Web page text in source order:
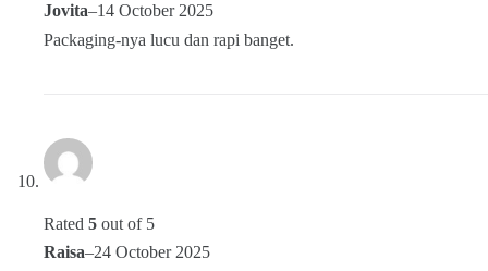
Jovita–14 October 2025
Packaging-nya lucu dan rapi banget.
Rated 5 out of 5
Raisa–24 October 2025